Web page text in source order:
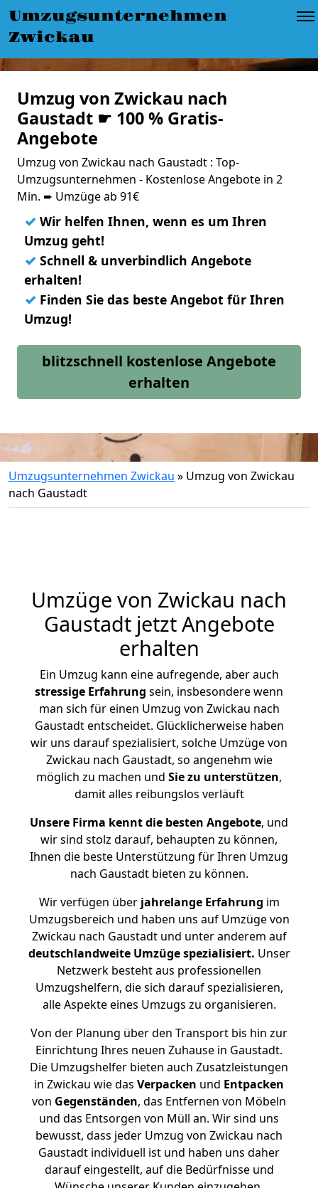
Umzugsunternehmen
Zwickau
Umzug von Zwickau nach
Gaustadt ☛ 100 % Gratis-
Angebote
Umzug von Zwickau nach Gaustadt : Top-
Umzugsunternehmen - Kostenlose Angebote in 2
Min. ➨ Umzüge ab 91€
✓ Wir helfen Ihnen, wenn es um Ihren
Umzug geht!
✓ Schnell & unverbindlich Angebote
erhalten!
✓ Finden Sie das beste Angebot für Ihren
Umzug!
blitzschnell kostenlose Angebote
erhalten
Umzugsunternehmen Zwickau » Umzug von Zwickau
nach Gaustadt
Umzüge von Zwickau nach
Gaustadt jetzt Angebote
erhalten
Ein Umzug kann eine aufregende, aber auch
stressige Erfahrung sein, insbesondere wenn
man sich für einen Umzug von Zwickau nach
Gaustadt entscheidet. Glücklicherweise haben
wir uns darauf spezialisiert, solche Umzüge von
Zwickau nach Gaustadt, so angenehm wie
möglich zu machen und Sie zu unterstützen,
damit alles reibungslos verläuft
Unsere Firma kennt die besten Angebote, und
wir sind stolz darauf, behaupten zu können,
Ihnen die beste Unterstützung für Ihren Umzug
nach Gaustadt bieten zu können.
Wir verfügen überjahrelange Erfahrung im
Umzugsbereich und haben uns auf Umzüge von
Zwickau nach Gaustadt und unter anderem auf
deutschlandweite Umzüge spezialisiert. Unser
Netzwerk besteht aus professionellen
Umzugshelfern, die sich darauf spezialisieren,
alle Aspekte eines Umzugs zu organisieren.
Von der Planung über den Transport bis hin zur
Einrichtung Ihres neuen Zuhause in Gaustadt.
Die Umzugshelfer bieten auch Zusatzleistungen
in Zwickau wie das Verpacken und Entpacken
von Gegenständen, das Entfernen von Möbeln
und das Entsorgen von Müll an. Wir sind uns
bewusst, dass jeder Umzug von Zwickau nach
Gaustadt individuell ist und haben uns daher
darauf eingestellt, auf die Bedürfnisse und